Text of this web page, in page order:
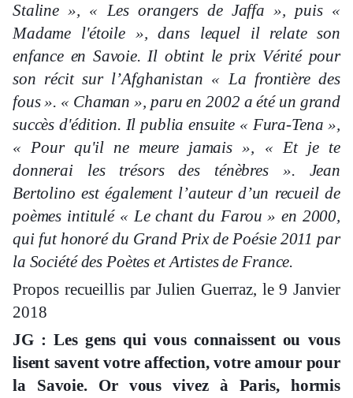
Staline », « Les orangers de Jaffa », puis «
Madame l'étoile », dans lequel il relate son
enfance en Savoie. Il obtint le prix Vérité pour
son récit sur l’Afghanistan « La frontière des
fous ». « Chaman », paru en 2002 a été un grand
succès d'édition. Il publia ensuite « Fura-Tena »,
« Pour qu'il ne meure jamais », « Et je te
donnerai les trésors des ténèbres ». Jean
Bertolino est également l’auteur d’un recueil de
poèmes intitulé « Le chant du Farou » en 2000,
qui fut honoré du Grand Prix de Poésie 2011 par
la Société des Poètes et Artistes de France.
Propos recueillis par Julien Guerraz, le 9 Janvier
2018
JG : Les gens qui vous connaissent ou vous
lisent savent votre affection, votre amour pour
la Savoie. Or vous vivez à Paris, hormis